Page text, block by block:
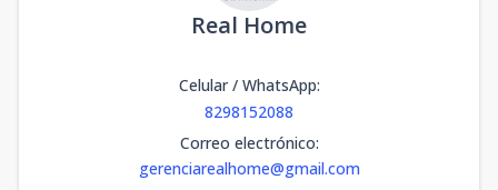
Real Home
Celular / WhatsApp:
8298152088
Correo electrónico:
gerenciarealhome@gmail.com